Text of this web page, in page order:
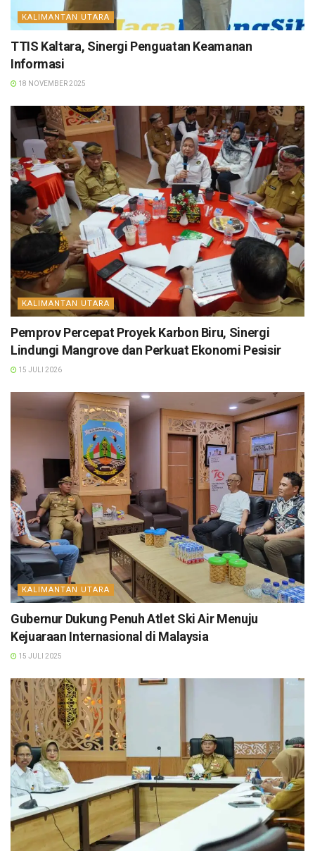
KALIMANTAN UTARA
TTIS Kaltara, Sinergi Penguatan Keamanan
Informasi
18 NOVEMBER 2025
KALIMANTAN UTARA
Pemprov Percepat Proyek Karbon Biru, Sinergi
Lindungi Mangrove dan Perkuat Ekonomi Pesisir
15 JULI 2026
KALIMANTAN UTARA
Gubernur Dukung Penuh Atlet Ski Air Menuju
Kejuaraan Internasional di Malaysia
15 JULI 2025